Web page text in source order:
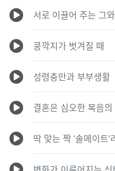
서로 이끌어 주는
콩깍지가 벗겨질 때
성령충만과 부부생활
결혼은 심오한
딱 맞는 짝